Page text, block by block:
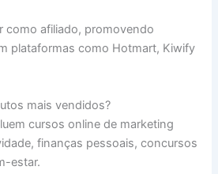
como afiliado, promovendo
plataformas como Hotmart, Kiwify
mais vendidos?
cursos online de marketing
finanças pessoais, concursos
estar.